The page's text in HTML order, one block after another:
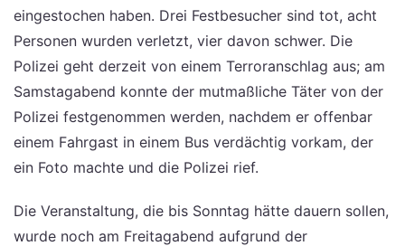
eingestochen haben. Drei Festbesucher sind tot, acht
Personen wurden verletzt, vier davon schwer. Die
Polizei geht derzeit von einem Terroranschlag aus; am
Samstagabend konnte der mutmaßliche Täter von der
Polizei festgenommen werden, nachdem er offenbar
einem Fahrgast in einem Bus verdächtig vorkam, der
ein Foto machte und die Polizei rief.
Die Veranstaltung, die bis Sonntag hätte dauern sollen,
wurde noch am Freitagabend aufgrund der